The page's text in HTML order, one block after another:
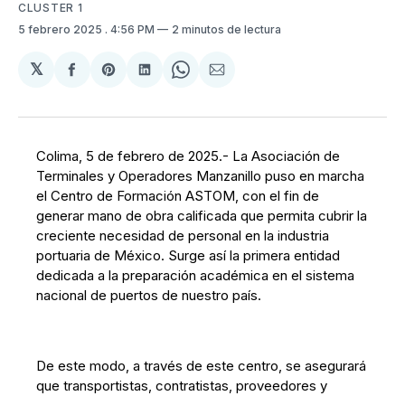
CLUSTER 1
5 febrero 2025 . 4:56 PM 2 minutos de lectura
𝕏
Compartir
Facebook
Share
Pinterest
Compartir
LinkedIn
Share
WhatsApp
Compartir
Email
Colima, 5 de febrero de 2025.- La Asociación de
Terminales y Operadores Manzanillo puso en marcha
el Centro de Formación ASTOM, con el fin de
generar mano de obra calificada que permita cubrir la
creciente necesidad de personal en la industria
portuaria de México. Surge así la primera entidad
dedicada a la preparación académica en el sistema
nacional de puertos de nuestro país.
De este modo, a través de este centro, se asegurará
que transportistas, contratistas, proveedores y